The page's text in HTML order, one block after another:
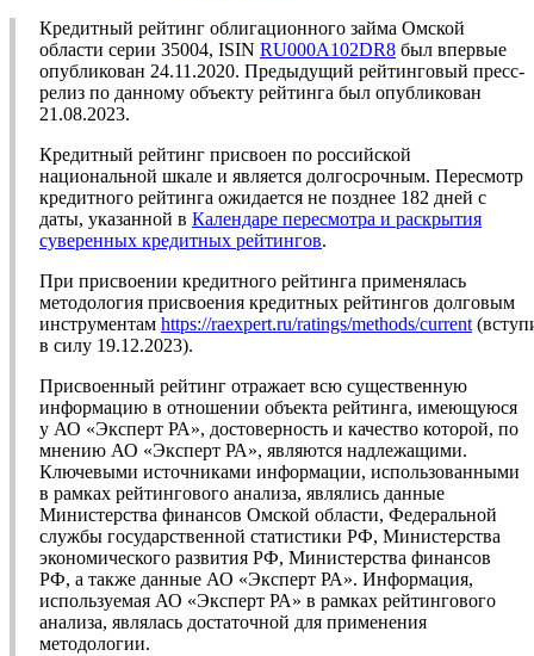
Кредитный рейтинг облигационного займа Омской
области серии 35004, ISIN RU000A102DR8 был впервые
опубликован 24.11.2020. Предыдущий рейтинговый пресс-
релиз по данному объекту рейтинга был опубликован
21.08.2023.
Кредитный рейтинг присвоен по российской
национальной шкале и является долгосрочным. Пересмотр
кредитного рейтинга ожидается не позднее 182 дней с
даты, указанной в Календаре пересмотра и раскрытия
суверенных кредитных рейтингов.
При присвоении кредитного рейтинга применялась
методология присвоения кредитных рейтингов долговым
инструментам https://raexpert.ru/ratings/methods/current
в силу 19.12.2023).
Присвоенный рейтинг отражает всю существенную
информацию в отношении объекта рейтинга, имеющуюся
у АО «Эксперт РА», достоверность и качество которой, по
мнению АО «Эксперт РА», являются надлежащими.
Ключевыми источниками информации, использованными
в рамках рейтингового анализа, являлись данные
Министерства финансов Омской области, Федеральной
службы государственной статистики РФ, Министерства
экономического развития РФ, Министерства финансов
РФ, а также данные АО «Эксперт РА». Информация,
используемая АО «Эксперт РА» в рамках рейтингового
анализа, являлась достаточной для применения
методологии.